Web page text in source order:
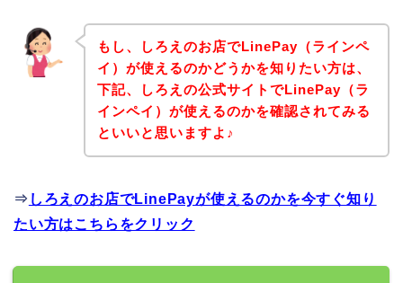
もし、しろえのお店でLinePay（ラインペ
イ）が使えるのかどうかを知りたい方は、
下記、しろえの公式サイトでLinePay（ラ
インペイ）が使えるのかを確認されてみる
といいと思いますよ♪
⇒ しろえのお店でLinePayが使えるのかを今すぐ知り
たい方はこちらをクリック